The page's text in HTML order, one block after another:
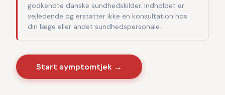
godkendte danske sundhedskilder. Indholdet er
vejledende og erstatter ikke en konsultation hos
din læge eller andet sundhedspersonale.
Start symptomtjek →